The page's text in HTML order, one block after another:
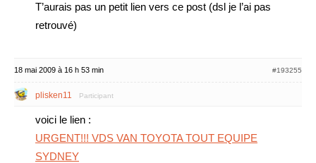
T’aurais pas un petit lien vers ce post (dsl je l’ai pas
retrouvé)
18 mai 2009 à 16 h 53 min #193255
plisken11 Participant
voici le lien :
URGENT!!! VDS VAN TOYOTA TOUT EQUIPE
SYDNEY